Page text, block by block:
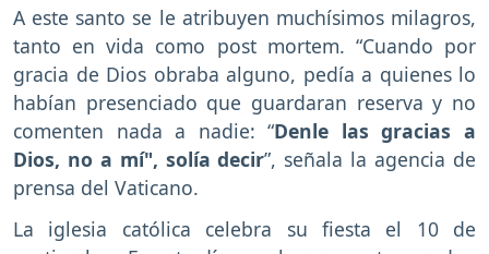
A este santo se le atribuyen muchísimos milagros,
tanto en vida como post mortem. “Cuando por
gracia de Dios obraba alguno, pedía a quienes lo
habían presenciado que guardaran reserva y no
comenten nada a nadie: “Denle las gracias a
Dios, no a mí", solía decir”, señala la agencia de
prensa del Vaticano.
La iglesia católica celebra su fiesta el 10 de